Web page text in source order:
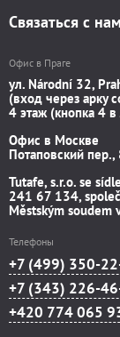
Связаться с
Офис в Праге
ул. Národní 32,
(вход через арку
4 этаж (кнопка 4
Офис в Москве
Потаповский
Tutafe, s.r.o. se
241 67 134,
Městským soudem
Телефоны
+7 (499) 350-
+7 (343) 226-
+420 774 065